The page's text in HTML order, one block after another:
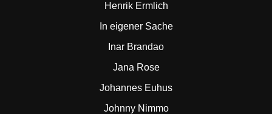
Henrik Ermlich
In eigener Sache
Inar Brandao
Jana Rose
Johannes Euhus
Johnny Nimmo